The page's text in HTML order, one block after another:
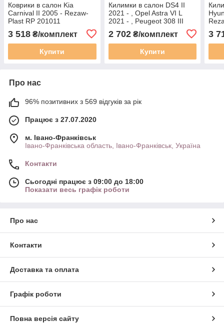
Коврики в салон Kia
Carnival II 2005 - Rezaw-
Plast RP 201011
3 518 ₴/комплект
Купити
Килимки в салон DS4 II
2021 - , Opel Astra VI L
2021 - , Peugeot 308 III
201318
2 702₴/комплект
Купити
3
Про нас
96% позитивних з 569 відгуків за рік
Працює з 27.07.2020
м. Івано-Франківськ
Івано-Франківська область, Івано-Франківськ, Україна
Контакти
Сьогодні працює з 09:00 до 18:00
Показати весь графік роботи
Про нас
Контакти
Доставка та оплата
Графік роботи
Повна версія сайту